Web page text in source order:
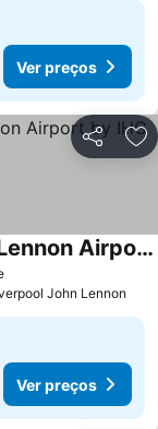
Ver preços
Partilhar
Ver preços
Crowne Plaza Liverpool - John Lennon Airport by IHG
John Lennon
Ver preços